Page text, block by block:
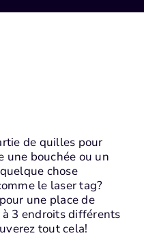
de quilles pour
une bouchée ou un
chose
le laser tag?
une place de
3 endroits différents
tout cela!